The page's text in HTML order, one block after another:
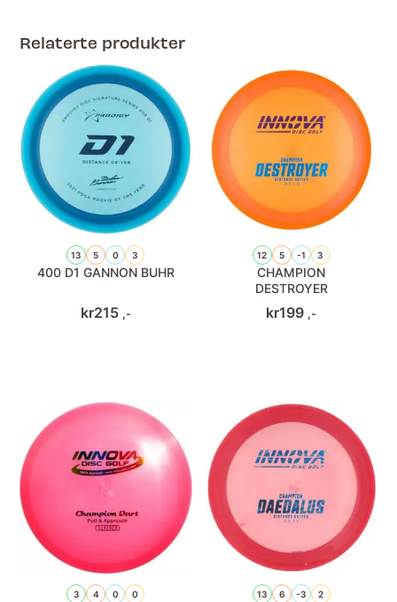
Relaterte produkter
13 5 0 3
400 D1 GANNON BUHR
kr215 ,-
12 5 -1 3
CHAMPION
DESTROYER
kr199 ,-
3 4 0 0 13 6 -3 2